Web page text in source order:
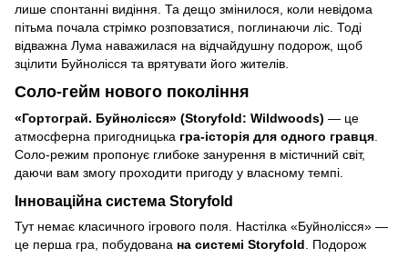
лише спонтанні видіння. Та дещо змінилося, коли невідома
пітьма почала стрімко розповзатися, поглинаючи ліс. Тоді
відважна Лума наважилася на відчайдушну подорож, щоб
зцілити Буйнолісся та врятувати його жителів.
Соло-гейм нового покоління
«Гортограй. Буйнолісся» (Storyfold: Wildwoods) — це
атмосферна пригодницька гра-історія для одного гравця
Соло-режим пропонує глибоке занурення в містичний світ,
даючи вам змогу проходити пригоду у власному темпі.
Інноваційна система Storyfold
Тут немає класичного ігрового поля. Настілка «Буйнолісся» —
це перша гра, побудована на системі Storyfold . Подорож